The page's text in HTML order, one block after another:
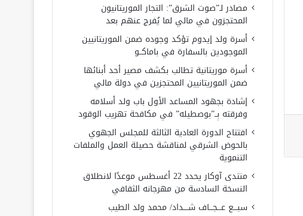
مصادر لـ”صوت الشرق”: التجار الموريتانيون
المحتجزون في مالي لما يُفرج عنهم بعد
أسرة ولد إيدوم تؤكد وجوده ضمن الموريتانيين
الموجودين بالسفارة في باماكــو
أسرة موريتانية تطالب بكشف مصير أحد أبنائها
ضمن الموريتانيين المحتجزين في دولة مالي
إشادة بجهود المساعد الأول باب ولد أسلامه
وفرقته بِــ”بوصطيله” في مكافحة تهريب الوقود
افتتاح الدورة العادية الثالثة للمجلس الجهوي
بالحوض الشرقي لمناقشة حصيلة العمل والملفات
التنموية
منتدى آوكار يحدد 22 أغسطس موعدًا لانطلاق
النسخة السادسة من مهرجانه الثقافي
سبـــع عـــجـــاف شــــداد/ محمد ولد الطيب